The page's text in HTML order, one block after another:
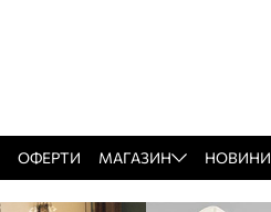
ОФЕРТИ МАГАЗИН НОВИНИ